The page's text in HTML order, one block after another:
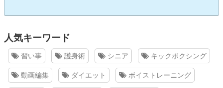
人気キーワード
習い事 護身術 シニア キックボクシング
動画編集 ダイエット ボイストレーニング